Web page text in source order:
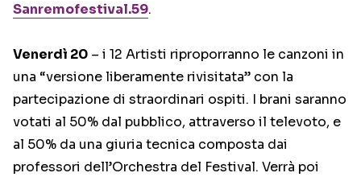
Sanremofestival.59.
Venerdì 20 – i 12 Artisti riproporranno le canzoni in
una “versione liberamente rivisitata” con la
partecipazione di straordinari ospiti. I brani saranno
votati al 50% dal pubblico, attraverso il televoto, e
al 50% da una giuria tecnica composta dai
professori dell’Orchestra del Festival. Verrà poi